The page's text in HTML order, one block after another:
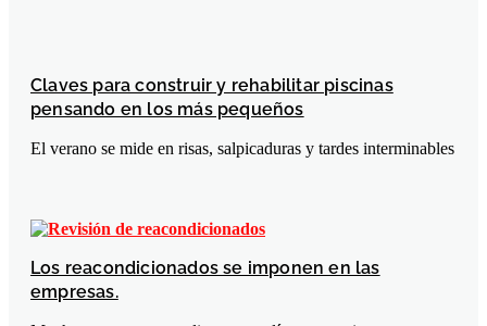
Claves para construir y rehabilitar piscinas
pensando en los más pequeños
El verano se mide en risas, salpicaduras y tardes interminables
Los reacondicionados se imponen en las
empresas.